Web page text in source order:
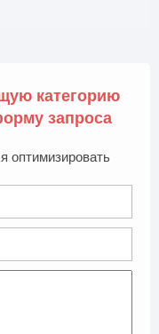
категорию
запроса
оптимизировать